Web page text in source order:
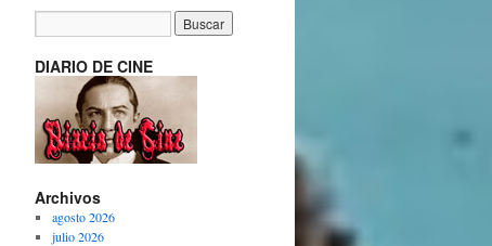
DIARIO DE CINE
Archivos
agosto 2026
julio 2026